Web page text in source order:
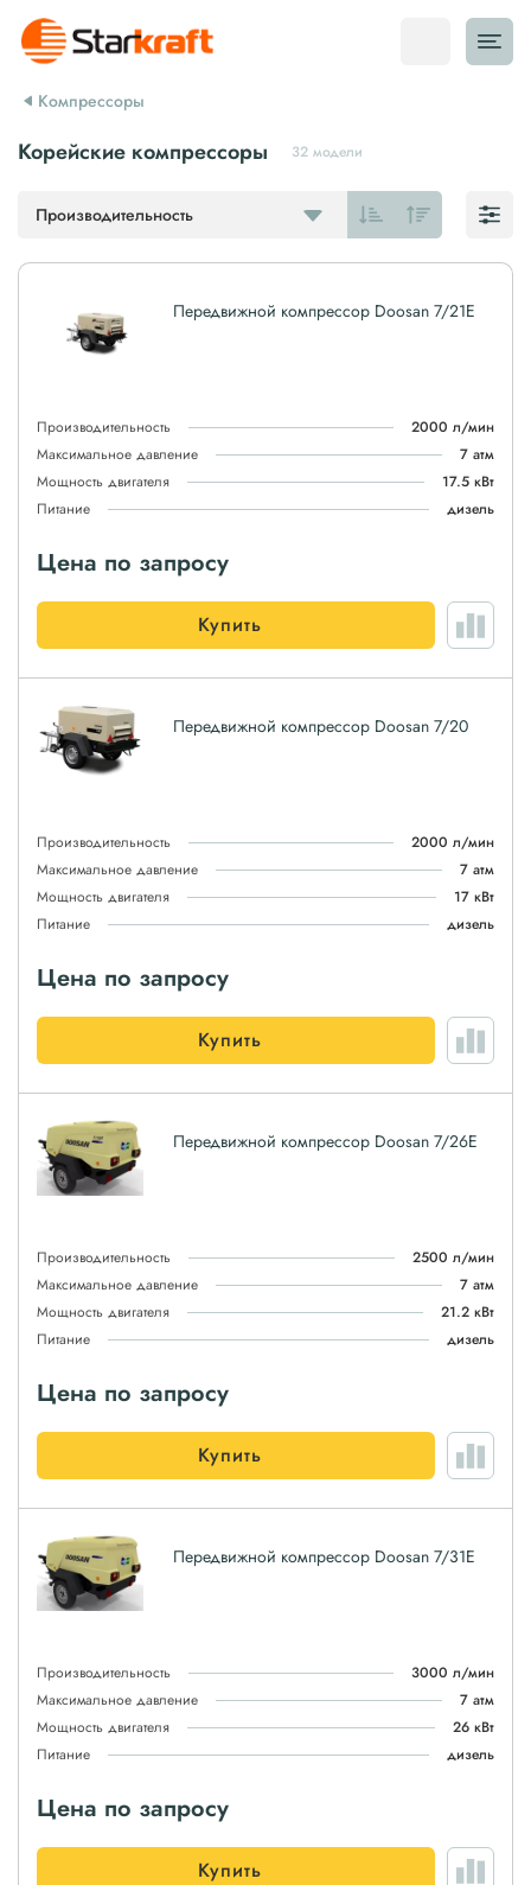
Компрессоры
Корейские компрессоры 32 модели
Производительность
Передвижной компрессор Doosan 7/21E
Производительность
2000 л/мин
Максимальное давление
7 атм
Мощность двигателя
17.5 кВт
Питание
дизель
Цена по запросу
Купить
Передвижной компрессор Doosan 7/20
Производительность
2000 л/мин
Максимальное давление
7 атм
Мощность двигателя
17 кВт
Питание
дизель
Цена по запросу
Купить
Передвижной компрессор Doosan 7/26E
Производительность
2500 л/мин
Максимальное давление
7 атм
Мощность двигателя
21.2 кВт
Питание
дизель
Цена по запросу
Купить
Передвижной компрессор Doosan 7/31E
Производительность
3000 л/мин
Максимальное давление
7 атм
Мощность двигателя
26 кВт
Питание
дизель
Цена по запросу
Купить